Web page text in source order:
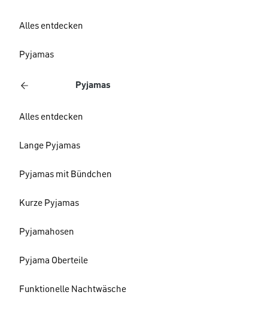
Alles entdecken
Pyjamas
Pyjamas
Alles entdecken
Lange Pyjamas
Pyjamas mit Bündchen
Kurze Pyjamas
Pyjamahosen
Pyjama Oberteile
Funktionelle Nachtwäsche